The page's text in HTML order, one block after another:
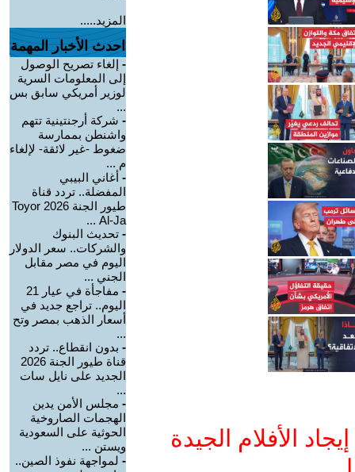
الأفلام الجيدة
المزيد.....
احدث الأخبار المهمة
- إلغاء تصريح الوصول
إلى المعلومات السرية
لوزير أمريكي سابق بس
...
- شركة أرجنتينية تتهم
واشنطن بممارسة
ضغوط -غير لائقة- لإلغاء
م ...
- أغاني البيبي
المفضلة.. تردد قناة
طيور الجنة 2026 Toyor
Al-Ja ...
- تحديث البنوك
والشركات.. سعر الدولار
اليوم في مصر مقابل
الجني ...
-
مفاجأة في عيار 21
اليوم.. تراجع جديد في
أسعار الذهب بمصر وتح
...
- بدون انقطاع.. تردد
قناة طيور الجنة 2026
الجديد على نايل سات
...
- مجلس الأمن يدين
الهجمات الصاروخية
الحوثية على السعودية
ويستن ...
- لمواجهة نفوذ الصين..